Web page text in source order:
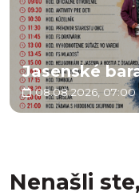
Jasenské
08.08.2026, 07:00
Nenašli